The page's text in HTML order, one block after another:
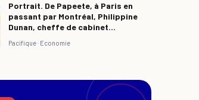
Portrait. De Papeete, à Paris en
passant par Montréal, Philippine
Dunan, cheffe de cabinet...
Pacifique · Economie